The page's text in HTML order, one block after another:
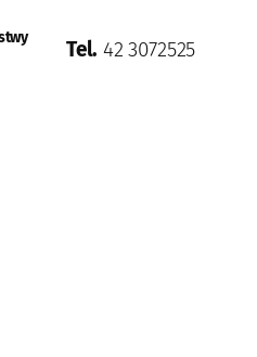
Tel.42 3072525